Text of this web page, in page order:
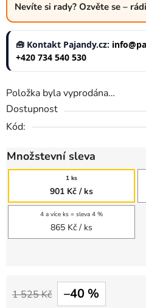
Nevíte si rady? Ozvěte se –
🧰 Kontakt Pajandy.cz:
+420 734 540 530
Položka byla vyprodána…
Dostupnost
Kód:
Množstevní sleva
1 ks
901 Kč / ks
4 a více ks = sleva 4 %
865 Kč / ks
1 525 Kč –40 %